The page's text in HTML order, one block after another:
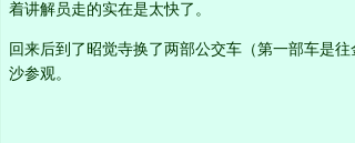
着讲解员走的实在是太快了。
回来后到了昭觉寺换了两部公交车（第一部车是
沙参观。